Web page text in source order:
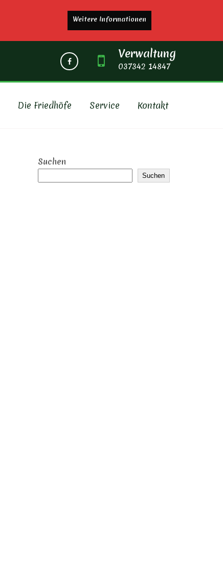
Weitere Informationen
Verwaltung
037342 14847
Die Friedhöfe Service Kontakt
Suchen
Suchen